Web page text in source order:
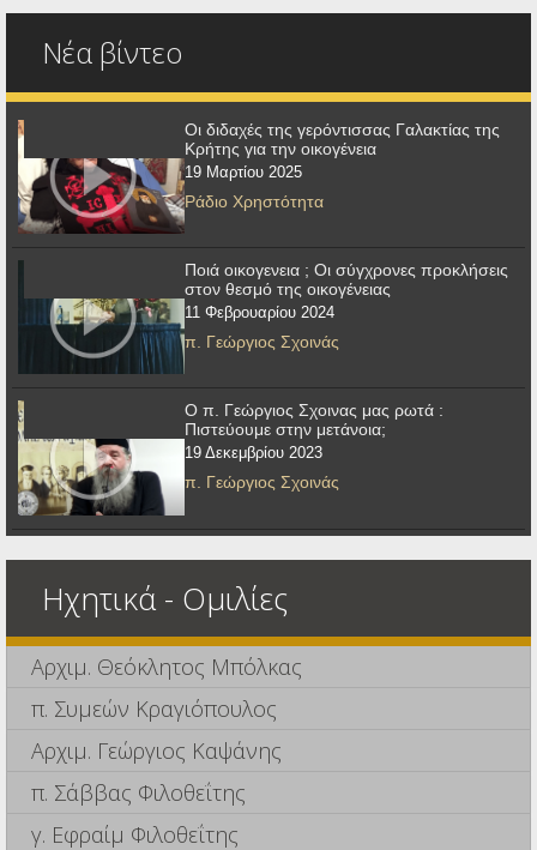
Νέα βίντεο
Οι διδαχές της γερόντισσας Γαλακτίας της
Κρήτης για την οικογένεια
19 Μαρτίου 2025
Ράδιο Χρηστότητα
Ποιά οικογενεια ; Οι σύγχρονες προκλήσεις
στον θεσμό της οικογένειας
11 Φεβρουαρίου 2024
π. Γεώργιος Σχοινάς
Ο π. Γεώργιος Σχοινας μας ρωτά :
Πιστεύουμε στην μετάνοια;
19 Δεκεμβρίου 2023
π. Γεώργιος Σχοινάς
Ηχητικά - Ομιλίες
Αρχιμ. Θεόκλητος Μπόλκας
π. Συμεών Κραγιόπουλος
Αρχιμ. Γεώργιος Καψάνης
π. Σάββας Φιλοθεΐτης
γ. Εφραίμ Φιλοθεΐτης